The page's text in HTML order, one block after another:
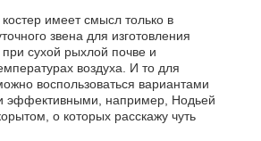
имеет смысл только в
звена для изготовления
при сухой рыхлой почве и
воздуха. И то для
воспользоваться вариантами
эффективными, например, Нодьей
о которых расскажу чуть